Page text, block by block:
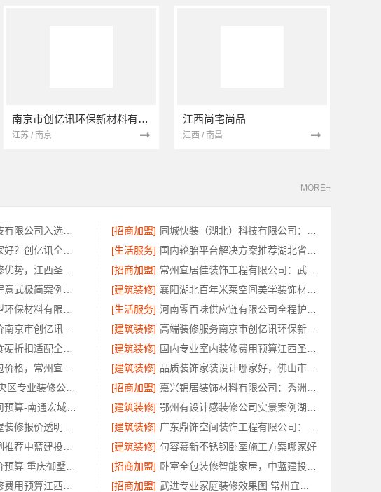
南京市创亿讯环保新材料有限公司
江苏 / 南京
江西尚宅尚品
江西 / 南昌
MORE+
[招商加盟]
[生活服务]
[招商加盟]
常州宜居佳装饰工程有限公司：武进全包装修施工专业可靠
[建筑装修]
襄阳湖北百年米莱空间美学装饰材料有限公司轻奢风设计装修
[生活服务]
[建筑装修]
高端装修服务南京市创亿讯环保新材料全包
[建筑装修]
国内专业室内装修费用预算江西圣匠新型环保材料有限公司
[建筑装修]
品质装饰家装设计哪家好，佛山市雅居美家建筑装饰工程有限公司靠谱
[招商加盟]
[建筑装修]
[建筑装修]
[建筑装修] 句容慕新不锈钢卧室施工方案哪家好
[招商加盟]
卧室全包装修智能家居，中蓝建投武功分公司
[招商加盟]